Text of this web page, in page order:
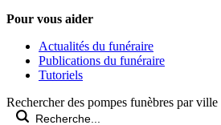
Pour vous aider
Actualités du funéraire
Publications du funéraire
Tutoriels
Rechercher des pompes funèbres par